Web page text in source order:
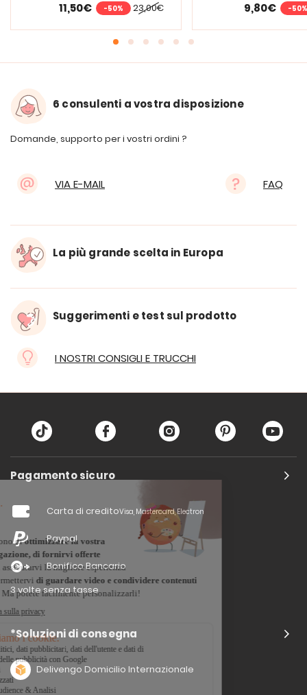
23,00€
11,50€ -50% 9,80€ -50%
6 consulenti a vostra disposizione
Domande, supporto per i vostri ordini ?
VIA E-MAIL FAQ
La più grande scelta in Europa
Suggerimenti e test sul prodotto
I NOSTRI CONSIGLI E TRUCCHI
Pagamento sicuro
Carta di creditoVisa, Mastercard, Electron
Paypal
Bonifico Bancario
3 volte senza tasse
*Soluzioni di consegna
Delivengo Domicilio Internazionale